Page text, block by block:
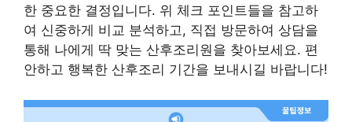
한 중요한 결정입니다. 위 체크 포인트들을 참고하
여 신중하게 비교 분석하고, 직접 방문하여 상담을
통해 나에게 딱 맞는 산후조리원을 찾아보세요. 편
안하고 행복한 산후조리 기간을 보내시길 바랍니다!